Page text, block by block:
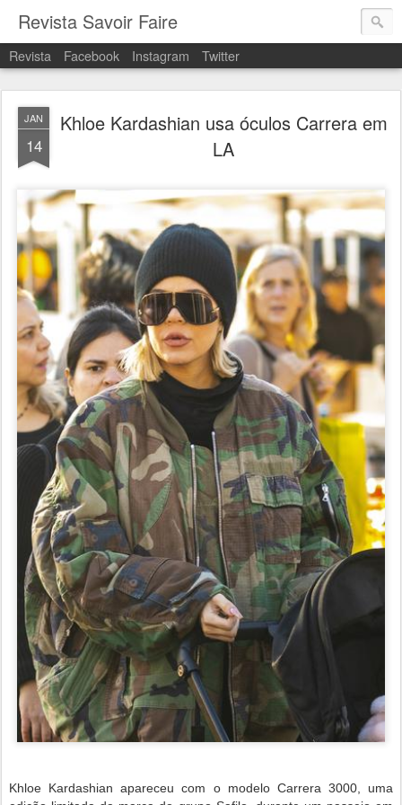
Revista Savoir Faire
Revista Facebook Instagram Twitter
JAN
14
Khloe Kardashian usa óculos Carrera em
LA
Khloe Kardashian apareceu com o modelo Carrera 3000, uma